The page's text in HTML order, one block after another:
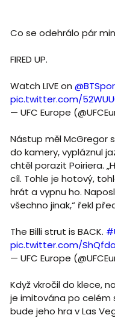
Co se odehrálo pár
FIRED UP.
Watch LIVE on
pic.twitter.com/
— UFC Europe
Nástup měl McGregor
do kamery, vypláznul
chtěl porazit Poiriera.
cíl. Tohle je hotový,
hrát a vypnu ho.
všechno jinak,“ řekl
The Billi strut is BACK.
pic.twitter.com/
— UFC Europe
Když vkročil do klece,
je imitována po celém
bude jeho hra v Las